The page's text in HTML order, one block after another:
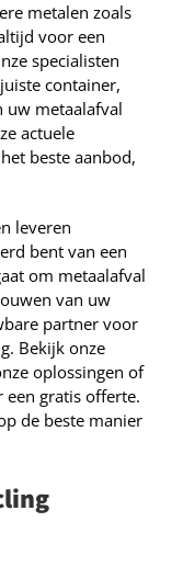
metalen zoals
voor een
specialisten
container,
uw metaalafval
actuele
beste aanbod,
leveren
bent van een
om metaalafval
van uw
partner voor
Bekijk onze
oplossingen of
gratis offerte.
de beste manier